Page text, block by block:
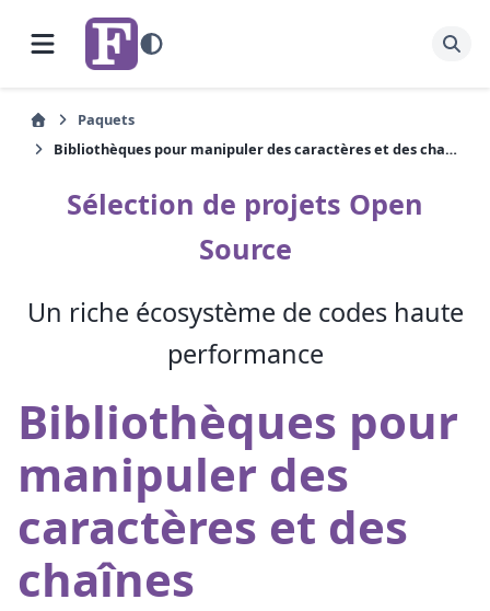
Paquets
Bibliothèques pour manipuler des caractères et des chaînes
Sélection de projets Open
Source
Un riche écosystème de codes haute
performance
Bibliothèques pour
manipuler des
caractères et des
chaînes